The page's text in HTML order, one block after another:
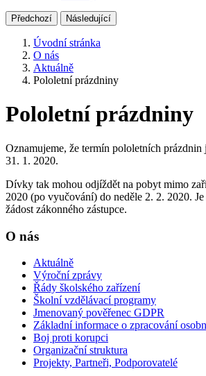
Předchozí Následující
Úvodní stránka
O nás
Aktuálně
Pololetní prázdniny
Pololetní prázdniny
Oznamujeme, že termín pololetních prázdnin
31. 1. 2020.
Dívky tak mohou odjíždět na pobyt mimo
2020 (po vyučování) do neděle 2. 2. 2020. Je
žádost zákonného zástupce.
O nás
Aktuálně
Výroční zprávy
Řády školského zařízení
Školní vzdělávací programy
Jmenovaný pověřenec GDPR
Základní informace o zpracování
Boj proti korupci
Organizační struktura
Projekty, Partneři, Podporovatelé